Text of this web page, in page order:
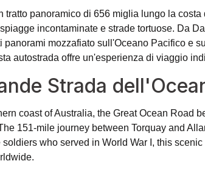
tratto panoramico di 656 miglia lungo la
incontaminate e strade tortuose. Da
panorami mozzafiato sull'Oceano Pacifico e
autostrada offre un'esperienza di viaggio
Strada
coast of Australia, the Great Ocean Road
151-mile journey between Torquay and
soldiers who served in World War I, this